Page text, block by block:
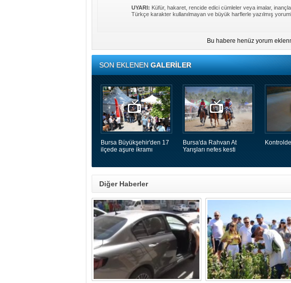
UYARI: Küfür, hakaret, rencide edici cümleler veya imalar,
Türkçe karakter kullanılmayan ve büyük harflerle yazılmış
Bu habere henüz yorum
SON EKLENENGALERİLER
Bursa Büyükşehir'den 17
ilçede aşure ikramı
Bursa'da Rahvan At
Yarışları nefes kesti
Diğer Haberler